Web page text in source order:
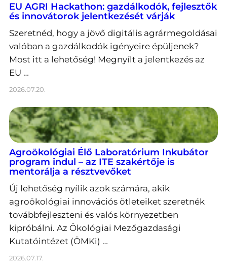
EU AGRI Hackathon: gazdálkodók, fejlesztők
és innovátorok jelentkezését várják
Szeretnéd, hogy a jövő digitális agrármegoldásai
valóban a gazdálkodók igényeire épüljenek?
Most itt a lehetőség! Megnyílt a jelentkezés az
EU …
2026.07.20.
Agroökológiai Élő Laboratórium Inkubátor
program indul – az ITE szakértője is
mentorálja a résztvevőket
Új lehetőség nyílik azok számára, akik
agroökológiai innovációs ötleteiket szeretnék
továbbfejleszteni és valós környezetben
kipróbálni. Az Ökológiai Mezőgazdasági
Kutatóintézet (ÖMKi) …
2026.07.17.